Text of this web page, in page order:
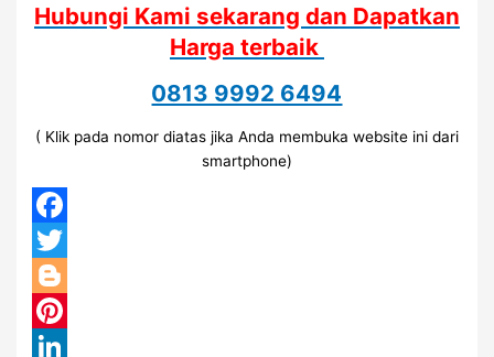
Hubungi Kami sekarang dan Dapatkan
Harga terbaik
0813 9992 6494
( Klik pada nomor diatas jika Anda membuka website ini dari
smartphone)
Facebook
Twitter
Blogger
Pinterest